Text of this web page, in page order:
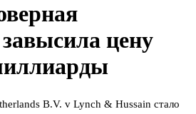
цену
B.V. v Lynch & Hussain стало